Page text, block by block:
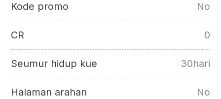
Kode promo No
CR 0
Seumur hidup kue 30hari
Halaman arahan No